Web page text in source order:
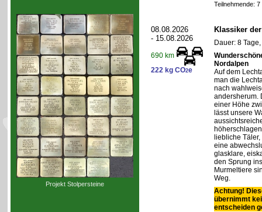
Projekt Stolpersteine
Teilnehmende:
08.08.2026
- 15.08.2026
690 km
222 kg CO2e
Klassiker
Dauer: 8
Nordalpen
Auf dem
man die
nach
andersherum.
einer Höhe
lässt unsere
liebliche
eine
glasklare,
den Sprung
Murmeltiere
Weg.
Achtung!
übernimmt
entscheiden